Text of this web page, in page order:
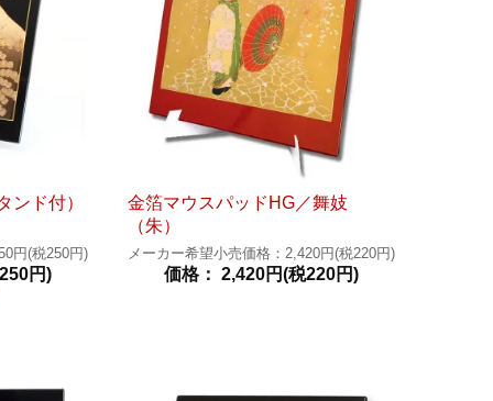
ンド付）
円(税250円)
円)
金箔マウスパッドHG／舞妓
（朱）
メーカー希望小売価格：2,420円(税220円)
価格： 2,420円(税220円)